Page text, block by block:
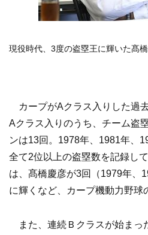
現役時代、3度の盗塁王に輝いた髙
カープがAクラス入りした過
Aクラス入りのうち、チーム盗
ンは13回。1978年、1981年、
全て2位以上の盗塁数を記録し
は、髙橋慶彦が3回（1979年、
に輝くなど、カープ機動力野球
また、連続Ｂクラスが始まっ